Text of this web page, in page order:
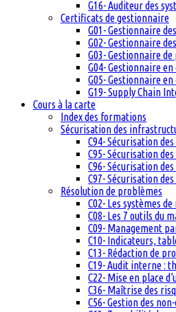
G16- Auditeur des
Certificats de gestionnaire
G01- Gestionnaire
G02- Gestionnaire
G03- Gestionnaire
G04- Gestionnaire
G05- Gestionnaire
G19- Supply Chain
Cours à la carte
Index des formations
Sécurisation des
C94- Sécurisation
C95- Sécurisation
C96- Sécurisation
C97- Sécurisation
Résolution de problèmes
C02- Les systèmes
C08- Les 7 outils du
C09- Management
C10- Indicateurs,
C13- Rédaction de
C19- Audit interne :
C22- Mise en place
C36- Maîtrise des
C56- Gestion des